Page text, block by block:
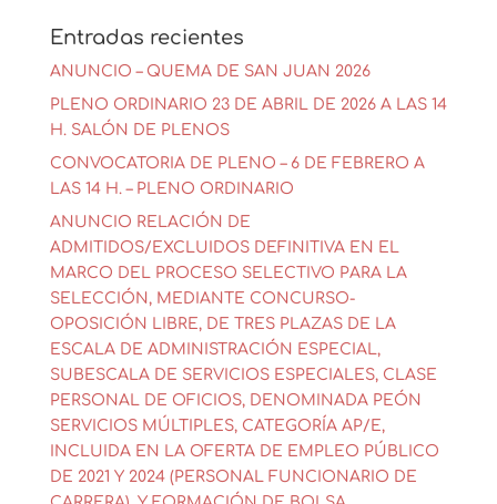
Entradas recientes
ANUNCIO – QUEMA DE SAN JUAN 2026
PLENO ORDINARIO 23 DE ABRIL DE 2026 A LAS 14
H. SALÓN DE PLENOS
CONVOCATORIA DE PLENO – 6 DE FEBRERO A
LAS 14 H. – PLENO ORDINARIO
ANUNCIO RELACIÓN DE
ADMITIDOS/EXCLUIDOS DEFINITIVA EN EL
MARCO DEL PROCESO SELECTIVO PARA LA
SELECCIÓN, MEDIANTE CONCURSO-
OPOSICIÓN LIBRE, DE TRES PLAZAS DE LA
ESCALA DE ADMINISTRACIÓN ESPECIAL,
SUBESCALA DE SERVICIOS ESPECIALES, CLASE
PERSONAL DE OFICIOS, DENOMINADA PEÓN
SERVICIOS MÚLTIPLES, CATEGORÍA AP/E,
INCLUIDA EN LA OFERTA DE EMPLEO PÚBLICO
DE 2021 Y 2024 (PERSONAL FUNCIONARIO DE